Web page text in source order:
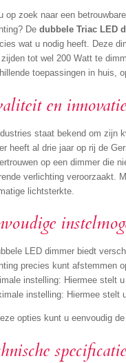
op zoek naar een
De dubbele Triac LED
wat u nodig heeft. Deze
zijden tot wel 200 Watt te
toepassingen in huis,
en innovatie
staat bekend om zijn
heeft al drie jaar op rij de
op een dimmer die
verlichting veroorzaakt.
lichtsterkte.
LED dimmer biedt
precies kunt afstemmen
instelling: Hiermee stelt
instelling: Hiermee stelt
opties kunt u eenvoudig